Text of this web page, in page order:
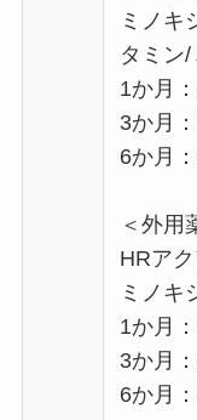
ミノキ
タミン
1か月
3か月
6か月
＜外用
HRア
ミノキ
1か月
3か月
6か月